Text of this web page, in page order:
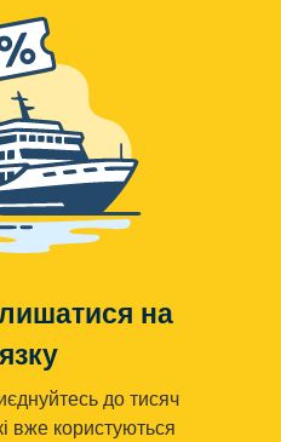
на
до тисяч
вже користуються